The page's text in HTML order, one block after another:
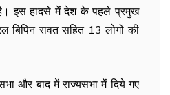
इस हादसे में देश के पहले प्रमुख
बिपिन रावत सहित 13 लोगों की
और बाद में राज्यसभा में दिये गए